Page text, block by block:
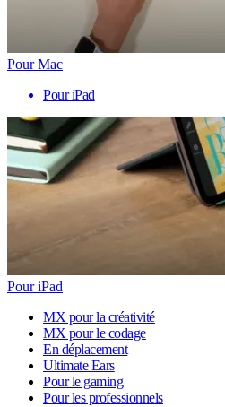
Pour Mac
Pour iPad
Pour iPad
MX pour la créativité
MX pour le codage
En déplacement
Ultimate Ears
Pour le gaming
Pour les professionnels